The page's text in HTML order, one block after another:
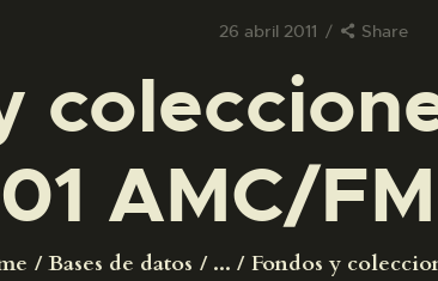
26 abril 2011 Share
AMC/
Bases de datos ... Fondos y
COLECCIONES
DIDÁCTICA
ESPAÑOL